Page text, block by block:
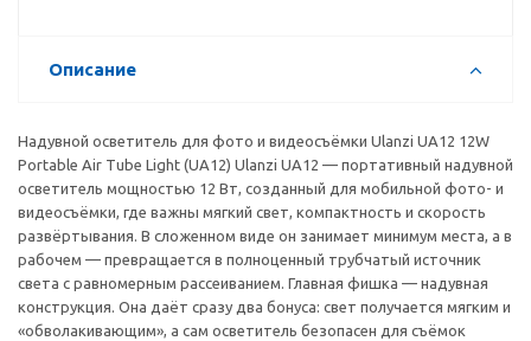
Описание
Надувной осветитель для фото и видеосъёмки Ulanzi UA12 12W
Portable Air Tube Light (UA12) Ulanzi UA12 — портативный надувной
осветитель мощностью 12 Вт, созданный для мобильной фото- и
видеосъёмки, где важны мягкий свет, компактность и скорость
развёртывания. В сложенном виде он занимает минимум места, а в
рабочем — превращается в полноценный трубчатый источник
света с равномерным рассеиванием. Главная фишка — надувная
конструкция. Она даёт сразу два бонуса: свет получается мягким и
«обволакивающим», а сам осветитель безопасен для съёмок